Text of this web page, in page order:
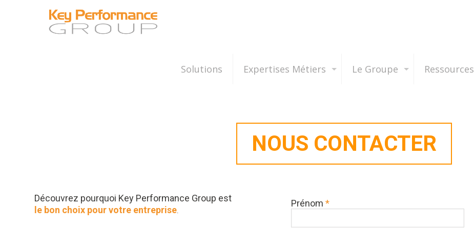
Solutions Expertises Métiers Le Groupe Ressources
NOUS CONTACTER
Découvrez pourquoi Key Performance Group est
le bon choix pour votre entreprise.
Prénom *